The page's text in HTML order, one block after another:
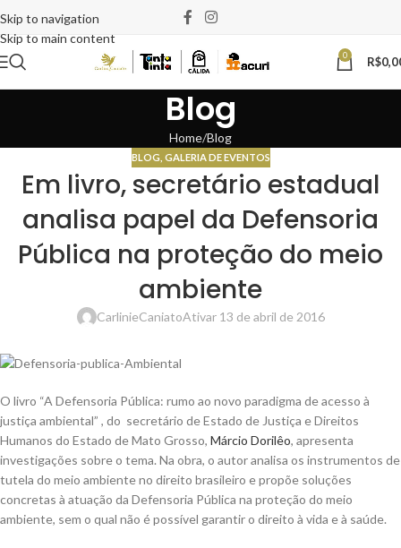
Skip to navigation
Skip to main content
0 R$
Blog
Home Blog
BLOG GALERIA DE EVENTOS
Em livro, secretário estadual
analisa papel da Defensoria
Pública na proteção do meio
ambiente
CarlinieCaniatoAtivar 13 de abril de 2016
O livro “A Defensoria Pública: rumo ao novo paradigma de acesso à
justiça ambiental” , do secretário de Estado de Justiça e Direitos
Humanos do Estado de Mato Grosso, Márcio Dorilêo, apresenta
investigações sobre o tema. Na obra, o autor analisa os instrumentos de
tutela do meio ambiente no direito brasileiro e propõe soluções
concretas à atuação da Defensoria Pública na proteção do meio
ambiente, sem o qual não é possível garantir o direito à vida e à saúde.